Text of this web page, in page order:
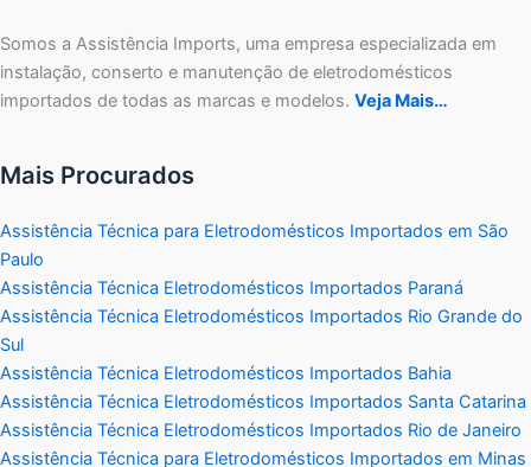
Somos a Assistência Imports, uma empresa especializada em
instalação, conserto e manutenção de eletrodomésticos
importados de todas as marcas e modelos. Veja Mais…
Mais Procurados
Assistência Técnica para Eletrodomésticos Importados em São
Paulo
Assistência Técnica Eletrodomésticos Importados Paraná
Assistência Técnica Eletrodomésticos Importados Rio Grande do
Sul
Assistência Técnica Eletrodomésticos Importados Bahia
Assistência Técnica Eletrodomésticos Importados Santa Catarina
Assistência Técnica Eletrodomésticos Importados Rio de Janeiro
Assistência Técnica para Eletrodomésticos Importados em Minas